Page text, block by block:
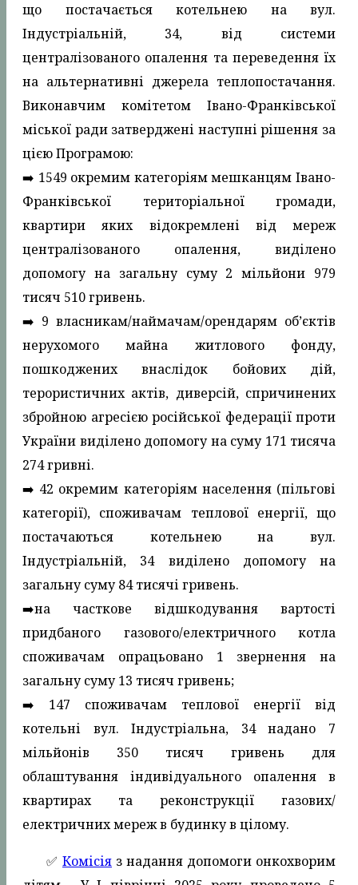
що постачається котельнею на вул.
Індустріальній, 34, від системи
централізованого опалення та переведення їх
на альтернативні джерела теплопостачання.
Виконавчим комітетом Івано-Франківської
міської ради затверджені наступні рішення за
цією Програмою:
➡️ 1549 окремим категоріям мешканцям Івано-
Франківської територіальної громади,
квартири яких відокремлені від мереж
централізованого опалення, виділено
допомогу на загальну суму 2 мільйони 979
тисяч 510 гривень.
➡️ 9 власникам/наймачам/орендарям об’єктів
нерухомого майна житлового фонду,
пошкоджених внаслідок бойових дій,
терористичних актів, диверсій, спричинених
збройною агресією російської федерації проти
України виділено допомогу на суму 171 тисяча
274 гривні.
➡️ 42 окремим категоріям населення (пільгові
категорії), споживачам теплової енергії, що
постачаються котельнею на вул.
Індустріальній, 34 виділено допомогу на
загальну суму 84 тисячі гривень.
➡️на часткове відшкодування вартості
придбаного газового/електричного котла
споживачам опрацьовано 1 звернення на
загальну суму 13 тисяч гривень;
➡️ 147 споживачам теплової енергії від
котельні вул. Індустріальна, 34 надано 7
мільйонів 350 тисяч гривень для
облаштування індивідуального опалення в
квартирах та реконструкції газових/
електричних мереж в будинку в цілому.
✅️ Комісія з надання допомоги онкохворим